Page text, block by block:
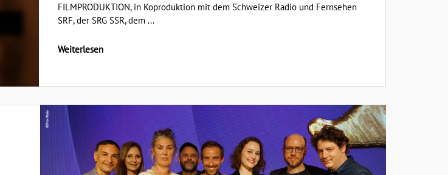
FILMPRODUKTION, in Koproduktion mit dem Schweizer Radio und Fernsehen
SRF, der SRG SSR, dem ...
Weiterlesen